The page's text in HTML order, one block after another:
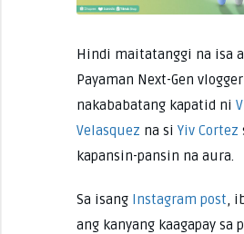
Hindi maitatanggi na isa
Payaman Next-Gen
nakababatang kapatid ni
Velasquez na si Yiv Cortez
kapansin-pansin na aura.
Sa isang Instagram post,
ang kanyang kaagapay sa